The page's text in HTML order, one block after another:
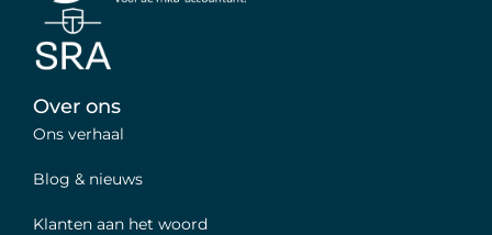
Over ons
Ons verhaal
Blog & nieuws
Klanten aan het woord